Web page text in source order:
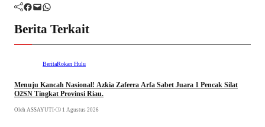
Facebook Mail WhatsApp
Berita Terkait
BeritaRokan Hulu
Menuju Kancah Nasional! Azkia Zafeera Arfa Sabet Juara 1 Pencak Silat
O2SN Tingkat Provinsi Riau.
Oleh ASSAYUTI• 1 Agustus 2026